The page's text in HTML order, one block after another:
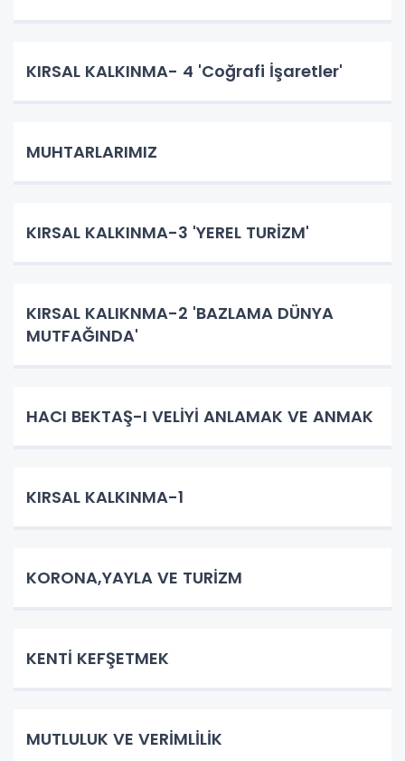
KIRSAL KALKINMA- 4 'Coğrafi İşaretler'
MUHTARLARIMIZ
KIRSAL KALKINMA-3 'YEREL TURİZM'
KIRSAL KALIKNMA-2 'BAZLAMA DÜNYA
MUTFAĞINDA'
HACI BEKTAŞ-I VELİYİ ANLAMAK VE ANMAK
KIRSAL KALKINMA-1
KORONA,YAYLA VE TURİZM
KENTİ KEFŞETMEK
MUTLULUK VE VERİMLİLİK